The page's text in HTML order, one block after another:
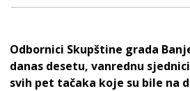
Odbornici Skupštine grada
danas desetu, vanrednu
svih pet tačaka koje su bile na